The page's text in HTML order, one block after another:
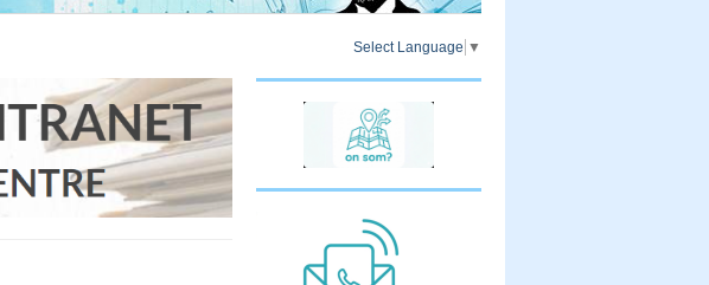
Select Language ▼